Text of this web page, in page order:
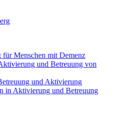
Menschen mit Demenz
und Betreuung von
und Aktivierung
in Aktivierung und Betreuung